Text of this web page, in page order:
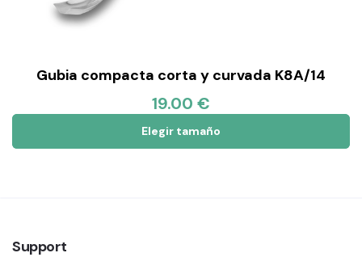
Gubia compacta corta y curvada K8A/14
19.00 €
Elegir tamaño
Support